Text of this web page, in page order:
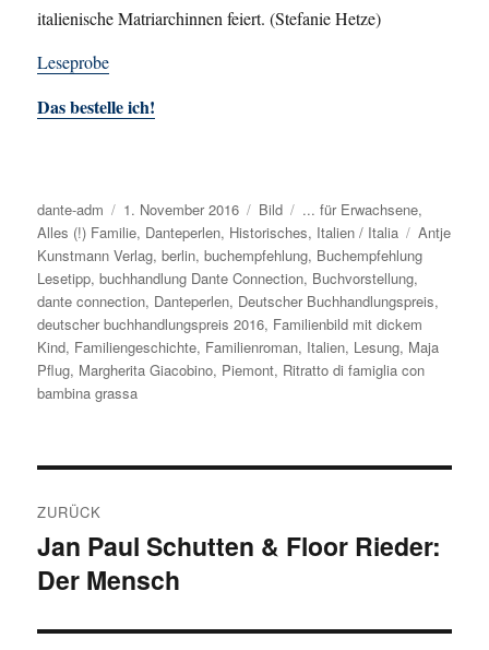
italienische Matriarchinnen feiert. (Stefanie Hetze)
Leseprobe
Das bestelle ich!
Autor
dante-adm
Veröffentlicht
am
1. November 2016 Format
Bild Kategorien
... für Erwachsene,
Alles (!) Familie, Danteperlen, Historisches, Italien / Italia
Antje
Kunstmann Verlag,berlin,buchempfehlung, Buchempfehlung
Lesetipp,buchhandlung Dante Connection, Buchvorstellung,
dante connection, Danteperlen, Deutscher Buchhandlungspreis,
deutscher buchhandlungspreis 2016, Familienbild mit dickem
Kind, Familiengeschichte, Familienroman, Italien, Lesung, Maja
Pflug, Margherita Giacobino, Piemont, Ritratto di famiglia con
bambina grassa
ZURÜCK
Vorheriger
Beitrag:
Jan Paul Schutten & Floor Rieder:
Der Mensch